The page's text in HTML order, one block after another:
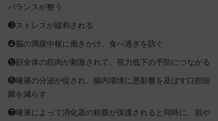
バランスが整う
❸ストレスが緩和される
❹脳の満腹中枢に働きかけ、食べ過ぎを防ぐ
❺顔全体の筋肉が刺激されて、視力低下の予防につながる
❻唾液の分泌が促され、腸内環境に悪影響を及ぼす口腔細
菌を減らす
❼唾液によって消化器の粘膜が保護されると同時に、肌や